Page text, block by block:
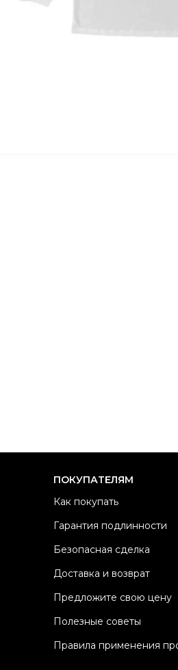
ПОКУПАТЕЛЯМ
Как покупать
Гарантия подлинности
Безопасная сделка
Доставка и возврат
Предложите свою цену
Полезные советы
Правила применения